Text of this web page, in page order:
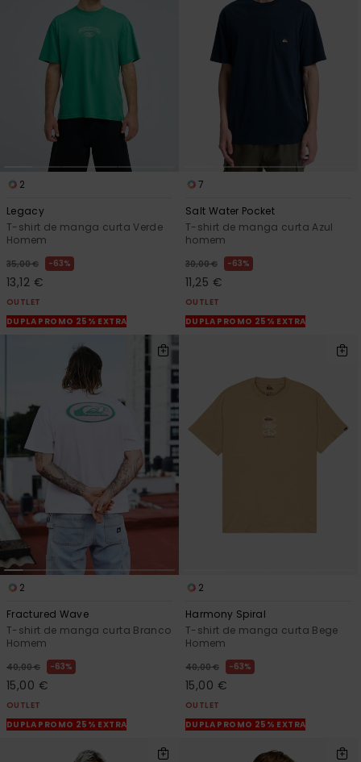
2
Legacy
T-shirt de manga curta Verde
Homem
35,00 € 63%
13,12 €
OUTLET
DUPLA PROMO 25% EXTRA
7
Salt Water Pocket
T-shirt de manga curta Azul
homem
30,00 € 63%
11,25 €
OUTLET
DUPLA PROMO 25% EXTRA
2
Fractured Wave
T-shirt de manga curta Branco
Homem
40,00 € 63%
15,00 €
OUTLET
DUPLA PROMO 25% EXTRA
2
Harmony Spiral
T-shirt de manga curta Bege
Homem
40,00 € 63%
15,00 €
OUTLET
DUPLA PROMO 25% EXTRA